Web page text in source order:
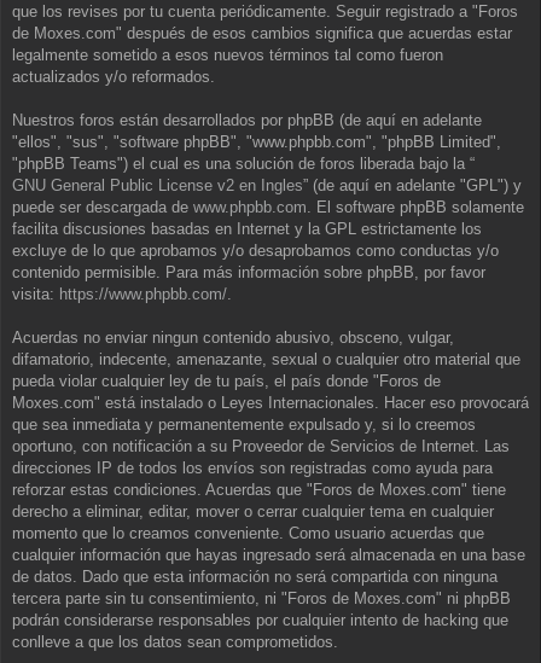
que los revises por tu cuenta periódicamente. Seguir registrado a "Foros
de Moxes.com" después de esos cambios significa que acuerdas estar
legalmente sometido a esos nuevos términos tal como fueron
actualizados y/o reformados.
Nuestros foros están desarrollados por phpBB (de aquí en adelante
"ellos", "sus", "software phpBB", "www.phpbb.com", "phpBB Limited",
"phpBB Teams") el cual es una solución de foros liberada bajo la “
GNU General Public License v2 en Ingles” (de aquí en adelante "GPL") y
puede ser descargada de www.phpbb.com . El software phpBB solamente
facilita discusiones basadas en Internet y la GPL estrictamente los
excluye de lo que aprobamos y/o desaprobamos como conductas y/o
contenido permisible. Para más información sobre phpBB, por favor
visita: https://www.phpbb.com/
Acuerdas no enviar ningun contenido abusivo, obsceno, vulgar,
difamatorio, indecente, amenazante, sexual o cualquier otro material que
pueda violar cualquier ley de tu país, el país donde "Foros de
Moxes.com" está instalado o Leyes Internacionales. Hacer eso provocará
que sea inmediata y permanentemente expulsado y, si lo creemos
oportuno, con notificación a su Proveedor de Servicios de Internet. Las
direcciones IP de todos los envíos son registradas como ayuda para
reforzar estas condiciones. Acuerdas que "Foros de Moxes.com" tiene
derecho a eliminar, editar, mover o cerrar cualquier tema en cualquier
momento que lo creamos conveniente. Como usuario acuerdas que
cualquier información que hayas ingresado será almacenada en una base
de datos. Dado que esta información no será compartida con ninguna
tercera parte sin tu consentimiento, ni "Foros de Moxes.com" ni phpBB
podrán considerarse responsables por cualquier intento de hacking que
conlleve a que los datos sean comprometidos.